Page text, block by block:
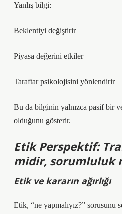
Yanlış bilgi:
Beklentiyi değiştirir
Piyasa değerini etkiler
Taraftar psikolojisini yönlendirir
Bu da bilginin yalnızca pasif bir
olduğunu gösterir.
Etik Perspektif:
midir, sorumluluk
Etikve kararın ağırlığı
Etik, “ne yapmalıyız?” sorusunu